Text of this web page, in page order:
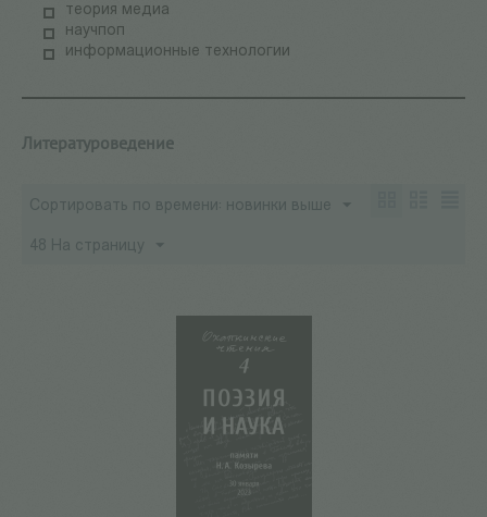
теория медиа
научпоп
информационные технологии
Литературоведение
Сортировать по времени: новинки выше
48 На страницу